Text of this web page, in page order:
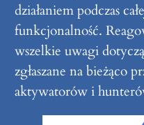
działaniem podczas
funkcjonalność.
wszelkie uwagi
zgłaszane na bieżąco
aktywatorów i